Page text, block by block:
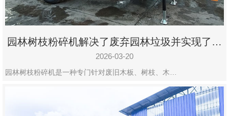
园林树枝粉碎机解决了废弃园林垃圾并实现了再
利用
2026-03-20
园林树枝粉碎机是一种专门针对废旧木板、树枝、木…